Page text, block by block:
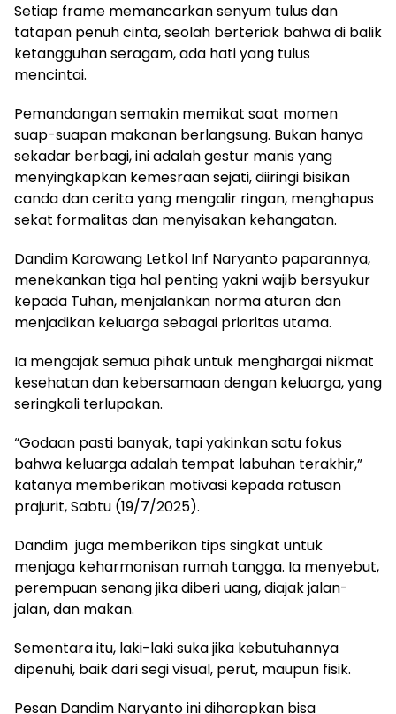
Setiap frame memancarkan senyum tulus dan
tatapan penuh cinta, seolah berteriak bahwa di balik
ketangguhan seragam, ada hati yang tulus
mencintai.
Pemandangan semakin memikat saat momen
suap-suapan makanan berlangsung. Bukan hanya
sekadar berbagi, ini adalah gestur manis yang
menyingkapkan kemesraan sejati, diiringi bisikan
canda dan cerita yang mengalir ringan, menghapus
sekat formalitas dan menyisakan kehangatan.
Dandim Karawang Letkol Inf Naryanto paparannya,
menekankan tiga hal penting yakni wajib bersyukur
kepada Tuhan, menjalankan norma aturan dan
menjadikan keluarga sebagai prioritas utama.
Ia mengajak semua pihak untuk menghargai nikmat
kesehatan dan kebersamaan dengan keluarga, yang
seringkali terlupakan.
“Godaan pasti banyak, tapi yakinkan satu fokus
bahwa keluarga adalah tempat labuhan terakhir,”
katanya memberikan motivasi kepada ratusan
prajurit, Sabtu (19/7/2025).
Dandim juga memberikan tips singkat untuk
menjaga keharmonisan rumah tangga. Ia menyebut,
perempuan senang jika diberi uang, diajak jalan-
jalan, dan makan.
Sementara itu, laki-laki suka jika kebutuhannya
dipenuhi, baik dari segi visual, perut, maupun fisik.
Pesan Dandim Naryanto ini diharapkan bisa